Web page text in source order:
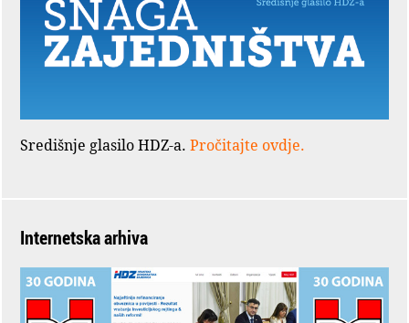
Središnje glasilo HDZ-a. Pročitajte ovdje.
Internetska arhiva